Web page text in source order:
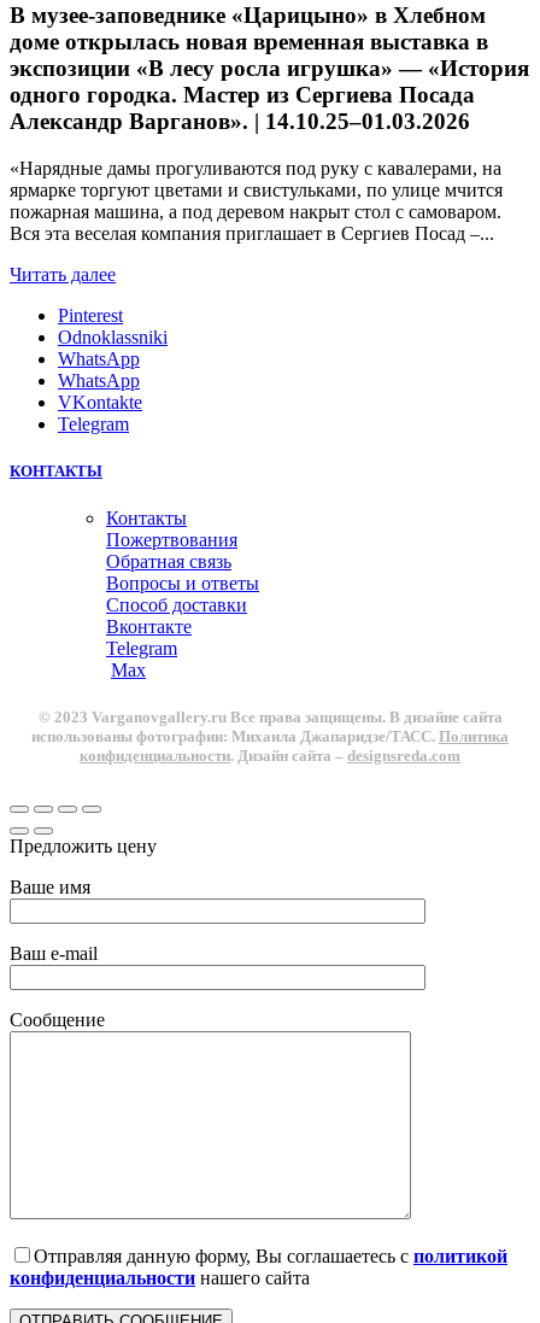
В музее-заповеднике «Царицыно» в Хлебном
доме открылась новая временная выставка в
экспозиции «В лесу росла игрушка» — «История
одного городка. Мастер из Сергиева Посада
Александр Варганов». | 14.10.25–01.03.2026
«Нарядные дамы прогуливаются под руку с кавалерами, на
ярмарке торгуют цветами и свистульками, по улице мчится
пожарная машина, а под деревом накрыт стол с самоваром.
Вся эта веселая компания приглашает в Сергиев Посад –...
Читать далее
Pinterest
Odnoklassniki
WhatsApp
WhatsApp
VKontakte
Telegram
КОНТАКТЫ
Контакты
Пожертвования
Обратная связь
Вопросы и ответы
Способ доставки
Вконтакте
Telegram
Max
© 2023 Varganovgallery.ru Все права защищены. В дизайне сайта
использованы фотографии: Михаила Джапаридзе/ТАСС. Политика
конфиденциальности. Дизайн сайта – designsreda.com
Предложить цену
Ваше имя
Ваш e-mail
Сообщение
Отправляя данную форму, Вы соглашаетесь с политикой
конфиденциальности нашего сайта